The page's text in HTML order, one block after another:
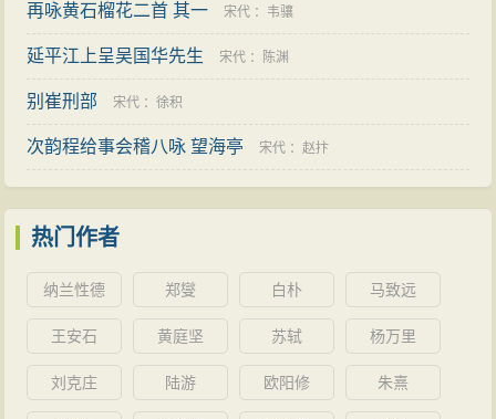
再咏黄石榴花二首 其一 宋代 ： 韦骧
延平江上呈吴国华先生 宋代 ： 陈渊
别崔刑部 宋代 ：徐积
次韵程给事会稽八咏 望海亭 宋代 ：赵抃
热门作者
纳兰性德 郑燮 白朴 马致远
王安石 黄庭坚 苏轼 杨万里
刘克庄 陆游 欧阳修 朱熹